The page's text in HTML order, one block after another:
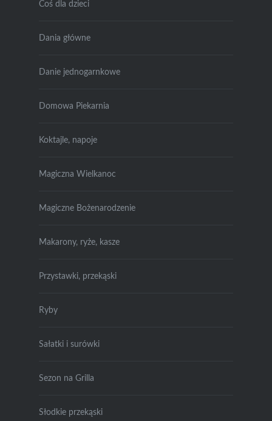
Coś dla dzieci
Dania główne
Danie jednogarnkowe
Domowa Piekarnia
Koktajle, napoje
Magiczna Wielkanoc
Magiczne Bożenarodzenie
Makarony, ryże, kasze
Przystawki, przekąski
Ryby
Sałatki i surówki
Sezon na Grilla
Słodkie przekąski